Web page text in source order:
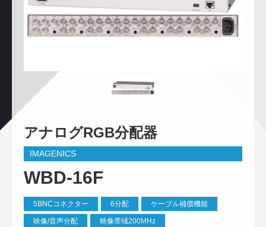
アナログRGB分配器
IMAGENICS
WBD-16F
5BNCコネクター 6分配 ケーブル補償機能
映像/音声分配 映像帯域200MHz